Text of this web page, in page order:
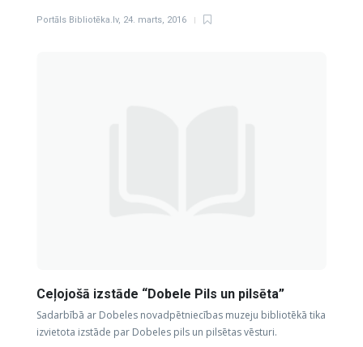
Portāls Bibliotēka.lv, 24. marts, 2016
Ceļojošā izstāde “Dobele Pils un pilsēta”
Sadarbībā ar Dobeles novadpētniecības muzeju bibliotēkā tika
izvietota izstāde par Dobeles pils un pilsētas vēsturi.